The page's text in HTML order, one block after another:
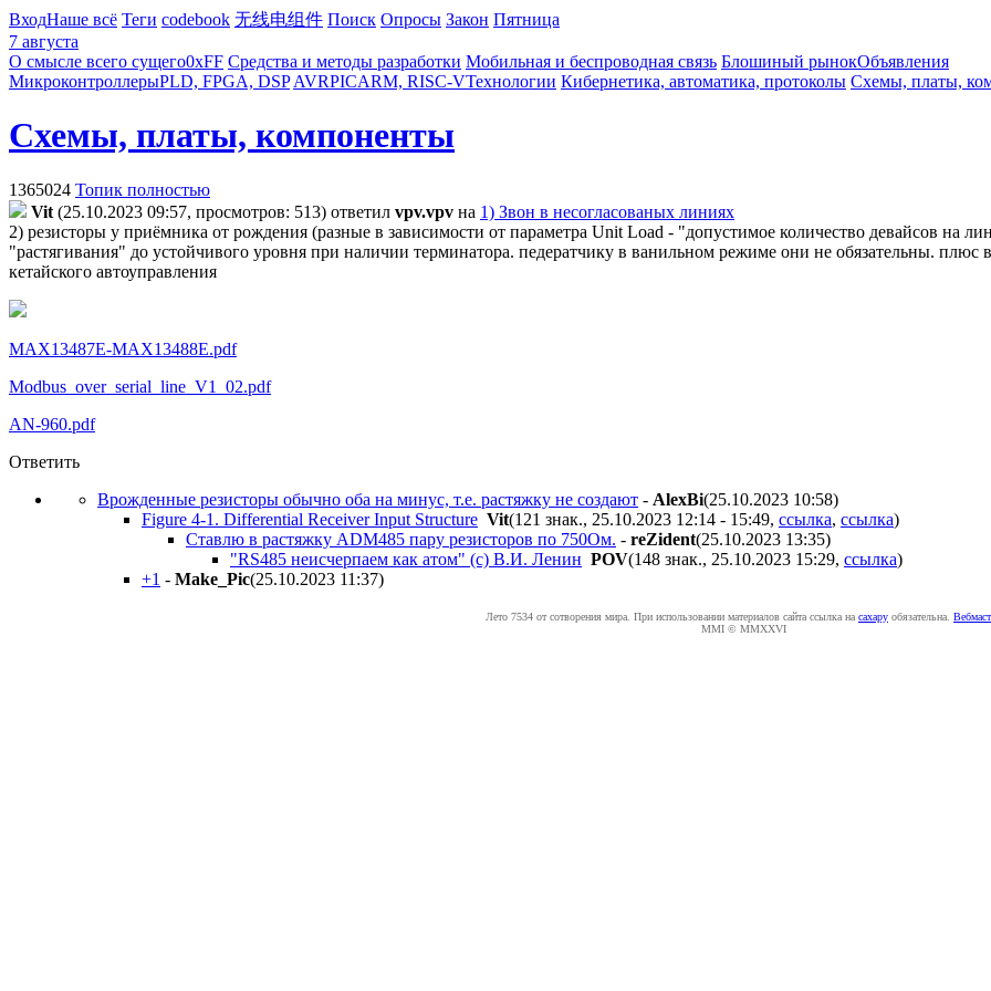
ВходНаше всё Теги codebook 无线电组件 Поиск Опросы Закон Пятница
7 августа
О смысле всего сущего0xFF Средства и методы разработки Мобильная и беспроводная связь Блошиный рынокОбъявления
МикроконтроллерыPLD, FPGA, DSP AVRPICARM, RISC-VТехнологии Кибернетика, автоматика, протоколы Схемы, платы,
Схемы, платы, компоненты
1365024 Топик полностью
Vit (25.10.2023 09:57, просмотров: 513) ответил vpv.vpv на 1) Звон в несогласованых линиях
2) резисторы у приёмника от рождения (разные в зависимости от параметра Unit Load - "допустимое количество девайсов на
"растягивания" до устойчивого уровня при наличии терминатора. педератчику в ванильном режиме они не обязательны. плюс
кетайского автоуправления
MAX13487E-MAX13488E.pdf
Modbus_over_serial_line_V1_02.pdf
AN-960.pdf
Ответить
Врожденные резисторы обычно оба на минус, т.е. растяжку не создают - AlexBi(25.10.2023 10:58)
Figure 4-1. Differential Receiver Input Structure Vit(121 знак., 25.10.2023 12:14 - 15:49, ссылка, ссылка)
Ставлю в растяжку ADM485 пару резисторов по 750Ом. - reZident(25.10.2023 13:35)
"RS485 неисчерпаем как атом" (с) В.И. Ленин POV(148 знак., 25.10.2023 15:29, ссылка)
+1 - Make_Pic(25.10.2023 11:37)
Лето 7534 от сотворения мира. При использовании материалов сайта ссылка на caxapу обязательна.
MMI © MMXXVI